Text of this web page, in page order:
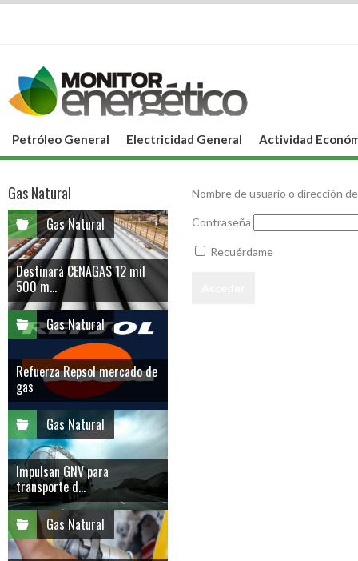
Petróleo General Electricidad General Actividad
Nombre de usuario o dirección
Contraseña
Recuérdame
Gas Natural
Gas Natural
Destinará CENAGAS 12 mil
500 m...
Gas Natural
Refuerza Repsol mercado de
gas
Gas Natural
Impulsan GNV para
transporte d...
Gas Natural